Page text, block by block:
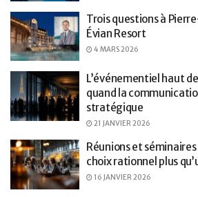
Trois questions à
Évian Resort
4 MARS 2026
L’événementiel haut
quand la
stratégique
21 JANVIER 2026
Réunions et
choix rationnel plus
16 JANVIER 2026